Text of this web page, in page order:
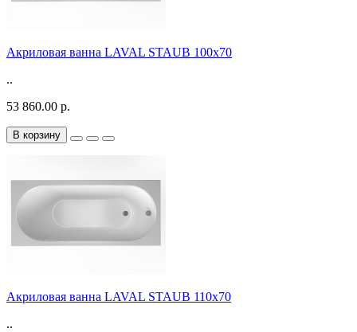
Акриловая ванна LAVAL STAUB 100х70
..
53 860.00 р.
В корзину
Акриловая ванна LAVAL STAUB 110х70
..